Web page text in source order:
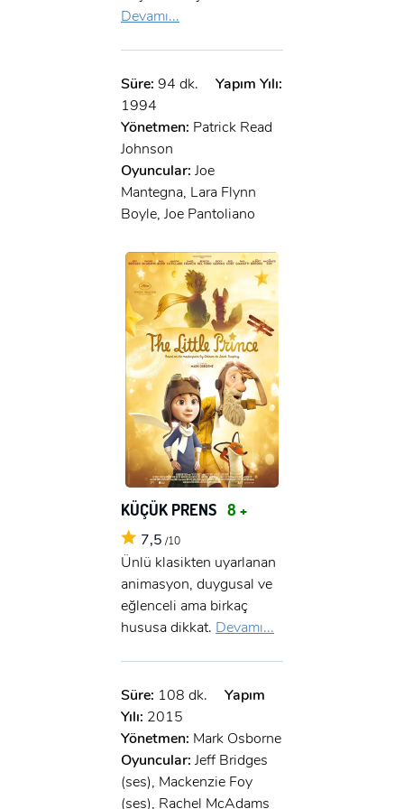
Devamı...
Süre: 94 dk.
Yapım Yılı:
1994
Yönetmen: Patrick Read
Johnson
Oyuncular: Joe
Mantegna, Lara Flynn
Boyle, Joe Pantoliano
KÜÇÜK PRENS 8 +
7,5 /10
Ünlü klasikten uyarlanan
animasyon, duygusal ve
eğlenceli ama birkaç
hususa dikkat. Devamı...
Süre: 108 dk.
Yapım
Yılı: 2015
Yönetmen: Mark Osborne
Oyuncular: Jeff Bridges
(ses), Mackenzie Foy
(ses), Rachel McAdams